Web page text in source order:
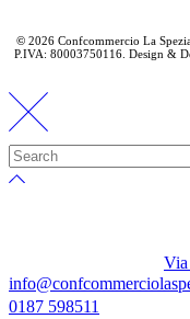
© 2026 Confcommercio La
P.IVA: 80003750116. Design &
Via
0187 598511